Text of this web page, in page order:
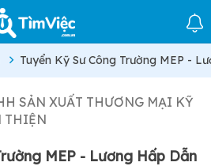
Tuyển Kỹ Sư Công Trường MEP -
SẢN XUẤT THƯƠNG MẠI KỸ
THIỆN
MEP - Lương Hấp Dẫn